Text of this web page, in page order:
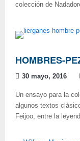
colección de
HOMBRES-
30 mayo, 2016
Un ensayo para la
algunos textos
Feijoo, entre la